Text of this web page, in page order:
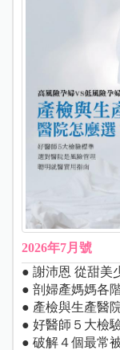
2026年7月號
● 謝沛恩 從甜美
● 剖婦產媽媽各
● 產檢與生產醫
● 好醫師５大檢
● 破解４個最常